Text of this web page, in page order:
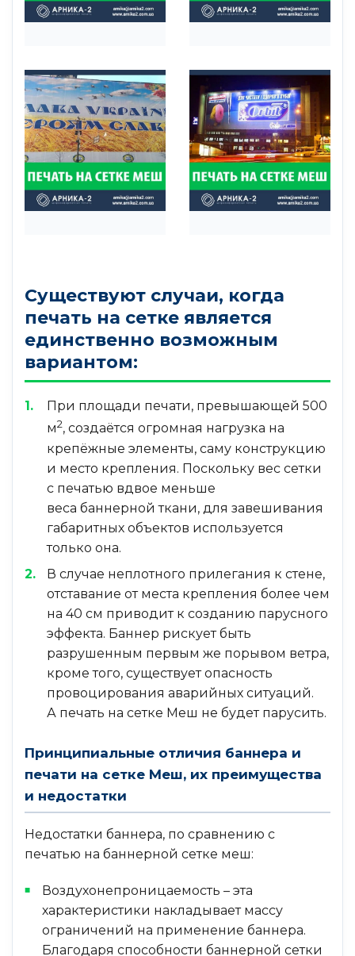
Существуют случаи, когда
печать на сетке является
единственно возможным
вариантом:
При площади печати, превышающей 500
м2, создаётся огромная нагрузка на
крепёжные элементы, саму конструкцию
и место крепления. Поскольку вес сетки
с печатью вдвое меньше
веса баннерной ткани, для завешивания
габаритных объектов используется
только она.
В случае неплотного прилегания к стене,
отставание от места крепления более чем
на 40 см приводит к созданию парусного
эффекта. Баннер рискует быть
разрушенным первым же порывом ветра,
кроме того, существует опасность
провоцирования аварийных ситуаций.
А печать на сетке Меш не будет парусить.
Принципиальные отличия баннера и
печати на сетке Меш, их преимущества
и недостатки
Недостатки баннера, по сравнению с
печатью на баннерной сетке меш:
Воздухонепроницаемость – эта
характеристики накладывает массу
ограничений на применение баннера.
Благодаря способности баннерной сетки